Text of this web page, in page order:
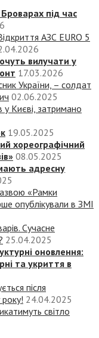
під час
АЗС EURO 5
вилучати у
17.03.2026
України, – солдат
02.06.2025
у Києві, затримано
19.05.2025
хореографічний
08.05.2025
адресну
«‎Рамки
опублікували в ЗМІ
Сучасне
25.04.2025
оновлення:
та укриття в
після
24.04.2025
світло